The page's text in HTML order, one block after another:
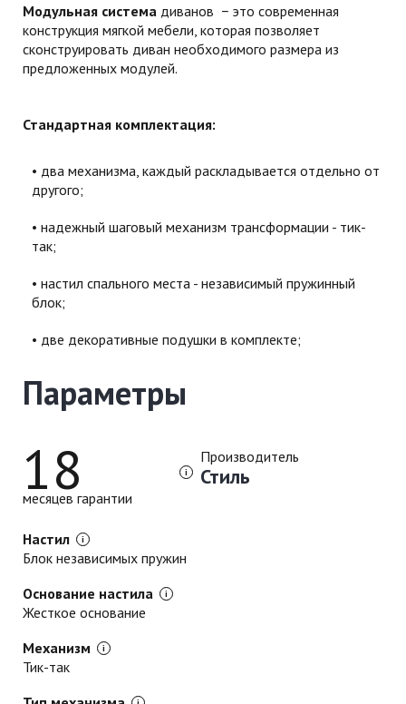
Модульная система диванов − это современная
конструкция мягкой мебели, которая позволяет
сконструировать диван необходимого размера из
предложенных модулей.
Стандартная комплектация:
два механизма, каждый раскладывается отдельно от
другого;
надежный шаговый механизм трансформации - тик-
так;
настил спального места - независимый пружинный
блок;
две декоративные подушки в комплекте;
Параметры
Настил
Блок независимых пружин
Основание настила
Жесткое основание
Механизм
Тик-так
Производитель
Стиль
18
месяцев гарантии